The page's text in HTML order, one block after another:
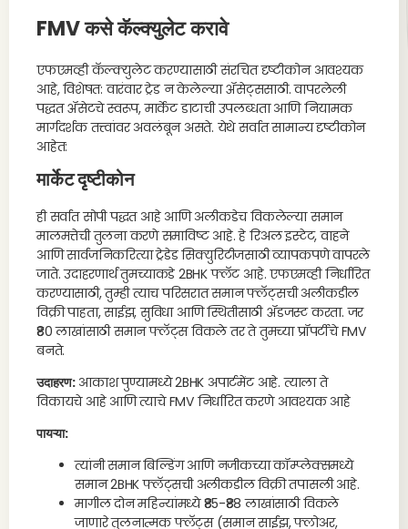
FMV कसे कॅल्क्युलेट करावे
एफएमव्ही कॅल्क्युलेट करण्यासाठी संरचित दृष्टीकोन आवश्यक
आहे, विशेषत: वारंवार ट्रेड न केलेल्या ॲसेट्ससाठी. वापरलेली
पद्धत ॲसेटचे स्वरूप, मार्केट डाटाची उपलब्धता आणि नियामक
मार्गदर्शक तत्त्वांवर अवलंबून असते. येथे सर्वात सामान्य दृष्टीकोन
आहेत:
मार्केट दृष्टीकोन
ही सर्वात सोपी पद्धत आहे आणि अलीकडेच विकलेल्या समान
मालमत्तेची तुलना करणे समाविष्ट आहे. हे रिअल इस्टेट, वाहने
आणि सार्वजनिकरित्या ट्रेडेड सिक्युरिटीजसाठी व्यापकपणे वापरले
जाते. उदाहरणार्थ तुमच्याकडे 2BHK फ्लॅट आहे. एफएमव्ही निर्धारित
करण्यासाठी, तुम्ही त्याच परिसरात समान फ्लॅट्सची अलीकडील
विक्री पाहता, साईझ, सुविधा आणि स्थितीसाठी ॲडजस्ट करता. जर
₹80 लाखांसाठी समान फ्लॅट्स विकले तर ते तुमच्या प्रॉपर्टीचे FMV
बनते.
उदाहरण:आकाश पुण्यामध्ये 2BHK अपार्टमेंट आहे. त्याला ते
विकायचे आहे आणि त्याचे FMV निर्धारित करणे आवश्यक आहे
पायऱ्या:
त्यांनी समान बिल्डिंग आणि नजीकच्या कॉम्प्लेक्समध्ये
समान 2BHK फ्लॅट्सची अलीकडील विक्री तपासली आहे.
मागील दोन महिन्यांमध्ये ₹85-₹88 लाखांसाठी विकले
जाणारे तुलनात्मक फ्लॅट्स (समान साईझ, फ्लोअर,